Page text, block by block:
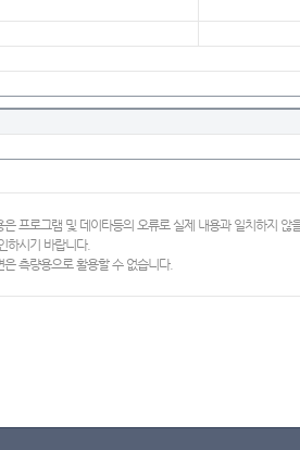
은 프로그램 및 데이타등의 오류로 실제 내용과 일치하지
하시기 바랍니다.
은 측량용으로 활용할 수 없습니다.